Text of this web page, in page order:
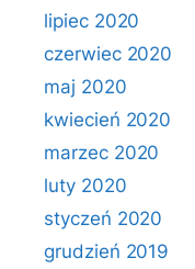
lipiec 2020
czerwiec 2020
maj 2020
kwiecień 2020
marzec 2020
luty 2020
styczeń 2020
grudzień 2019